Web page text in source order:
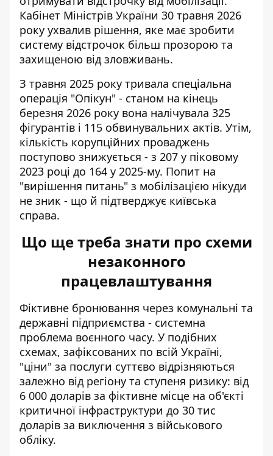
Кабінет Міністрів України 30 травня 2026
року ухвалив рішення, яке має зробити
систему відстрочок більш прозорою та
захищеною від зловживань.
З травня 2025 року тривала спеціальна
операція "Опікун" - станом на кінець
березня 2026 року вона налічувала 325
фігурантів і 115 обвинувальних актів. Утім,
кількість корупційних проваджень
поступово знижується - з 207 у піковому
2023 році до 164 у 2025-му. Попит на
"вирішення питань" з мобілізацією нікуди
не зник - що й підтверджує київська
справа.
Що ще треба знати про схеми
незаконного
працевлаштування
Фіктивне бронювання через комунальні та
державні підприємства - системна
проблема воєнного часу. У подібних
схемах, зафіксованих по всій Україні,
"ціни" за послуги суттєво відрізняються
залежно від регіону та ступеня ризику: від
6 000 доларів за фіктивне місце на об'єкті
критичної інфраструктури до 30 тис
доларів за виключення з військового
обліку.